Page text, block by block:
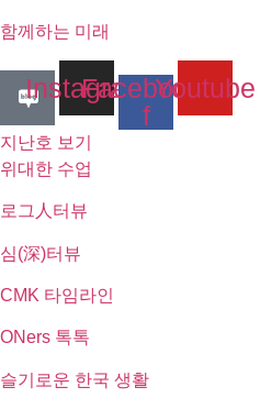
함께하는 미래
Instagram
Facebook-
f
Youtube
지난호 보기
위대한 수업
로그人터뷰
심(深)터뷰
CMK 타임라인
ONers 톡톡
슬기로운 한국 생활